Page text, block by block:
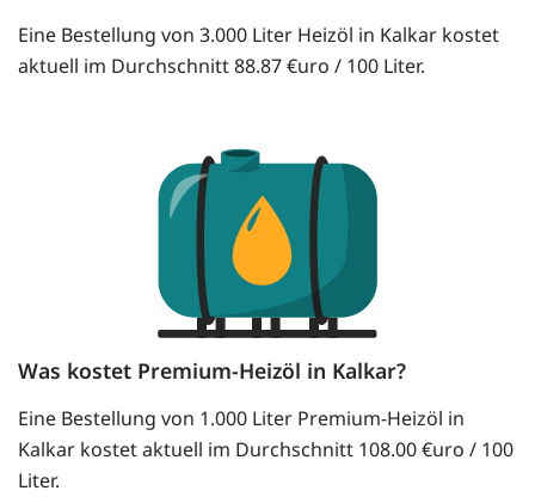
Eine Bestellung von 3.000 Liter Heizöl in Kalkar kostet
aktuell im Durchschnitt 88.87 €uro / 100 Liter.
Was kostet Premium-Heizöl in Kalkar?
Eine Bestellung von 1.000 Liter Premium-Heizöl in
Kalkar kostet aktuell im Durchschnitt 108.00 €uro / 100
Liter.